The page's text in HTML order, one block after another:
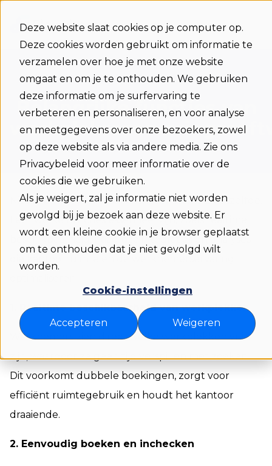
Deze website slaat cookies op je computer op.
Deze cookies worden gebruikt om informatie te
verzamelen over hoe je met onze website
omgaat en om je te onthouden. We gebruiken
deze informatie om je surfervaring te
verbeteren en personaliseren, en voor analyse
en meetgegevens over onze bezoekers, zowel
op deze website als via andere media. Zie ons
Privacybeleid voor meer informatie over de
cookies die we gebruiken.
Als je weigert, zal je informatie niet worden
gevolgd bij je bezoek aan deze website. Er
wordt een kleine cookie in je browser geplaatst
om te onthouden dat je niet gevolgd wilt
worden.
Cookie-instellingen
Accepteren Weigeren
Belangrijke functies van
Niet allewerkplekreserveringssoftwareis hetzelfde.
Leer welke functies essentieel zijn, zoals realtime
beschikbaarheid, naadloze integraties en analyses
die kantoorruimte en de werknemerservaring
1. Realtime beschikbaarheid van werkplekken
Werknemers zien direct welke werkplekken vrij
zijn, waardoor ze geen tijd verspillen met zoeken.
Dit voorkomt dubbele boekingen, zorgt voor
efficiënt ruimtegebruik en houdt het kantoor
draaiende.
2. Eenvoudig boeken en inchecken